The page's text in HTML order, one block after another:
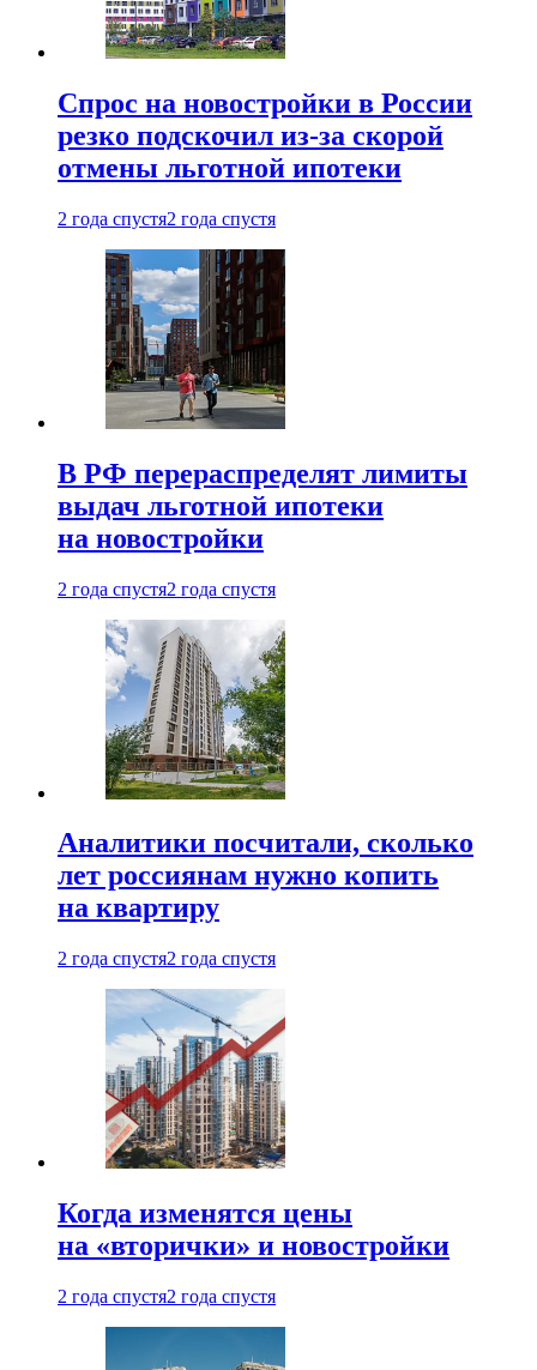
Спрос на новостройки в России
резко подскочил из-за скорой
отмены льготной ипотеки
2 года спустя2 года спустя
В РФ перераспределят лимиты
выдач льготной ипотеки
на новостройки
2 года спустя2 года спустя
Аналитики посчитали, сколько
лет россиянам нужно копить
на квартиру
2 года спустя2 года спустя
Когда изменятся цены
на «вторички» и новостройки
2 года спустя2 года спустя